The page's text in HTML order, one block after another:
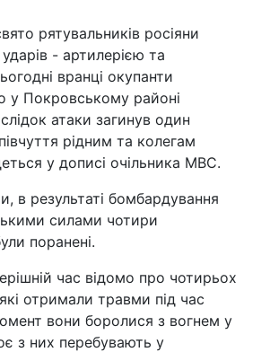
рятувальників росіяни
- артилерією та
вранці окупанти
у Покровському районі
атаки загинув один
рідним та колегам
у дописі очільника МВС.
в результаті бомбардування
силами чотири
поранені.
час відомо про чотирьох
отримали травми під час
вони боролися з вогнем у
з них перебувають у